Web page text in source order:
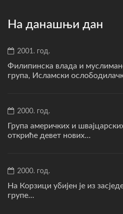
На данашњи дан
2001. год.
Филипинска влада и
група, Исламски
2000. год.
Група америчких и
откриће девет нових...
2000. год.
На Корзици убијен је из
групе...